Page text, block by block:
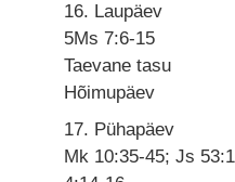
16. Laupäev
5Ms 7:6-15
Taevane tasu
Hõimupäev
17. Pühapäev
Mk 10:35-45; Js